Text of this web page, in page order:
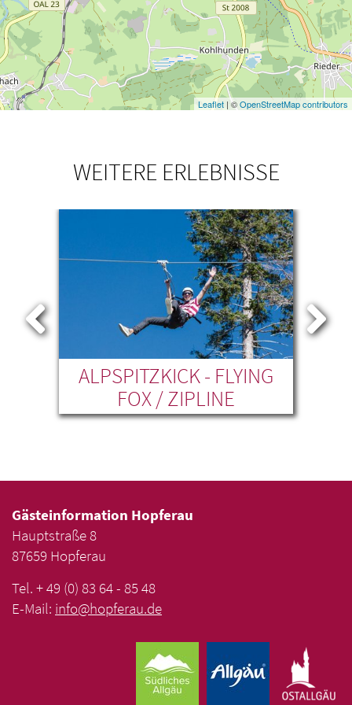
Leaflet | ©OpenStreetMap contributors
WEITERE ERLEBNISSE
ALPSPITZKICK - FLYING
FOX / ZIPLINE
NESSELWANG
Gästeinformation Hopferau
Hauptstraße 8
87659 Hopferau
Tel. + 49 (0) 83 64 - 85 48
E-Mail: info@hopferau.de